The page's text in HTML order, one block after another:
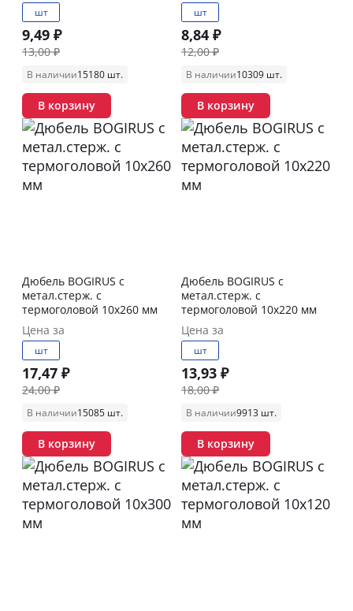
шт
9,49 ₽
13,00 ₽
В наличии15180 шт.
В корзину
шт
8,84 ₽
12,00 ₽
В наличии10309 шт.
В корзину
Дюбель BOGIRUS с
метал.стерж. с
термоголовой 10х260 мм
Цена за
шт
17,47 ₽
24,00 ₽
В наличии15085 шт.
В корзину
Дюбель BOGIRUS с
метал.стерж. с
термоголовой 10х220 мм
Цена за
шт
13,93 ₽
18,00 ₽
В наличии9913 шт.
В корзину